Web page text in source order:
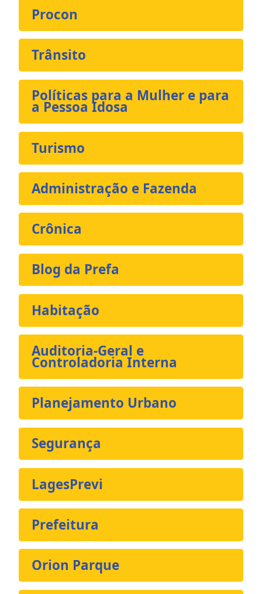
Procon
Trânsito
Políticas para a Mulher e para
a Pessoa Idosa
Turismo
Administração e Fazenda
Crônica
Blog da Prefa
Habitação
Auditoria-Geral e
Controladoria Interna
Planejamento Urbano
Segurança
LagesPrevi
Prefeitura
Orion Parque